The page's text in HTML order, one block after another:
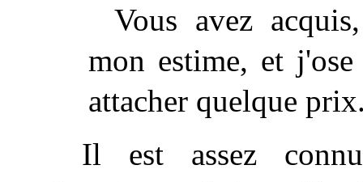
Vous avez
mon estime, et
attacher quelque
Il est assez